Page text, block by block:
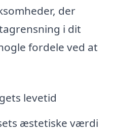
der
i dit
fordele ved at
levetid
æstetiske værdi